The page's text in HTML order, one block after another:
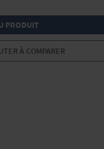
PRODUIT
À COMPARER
la page